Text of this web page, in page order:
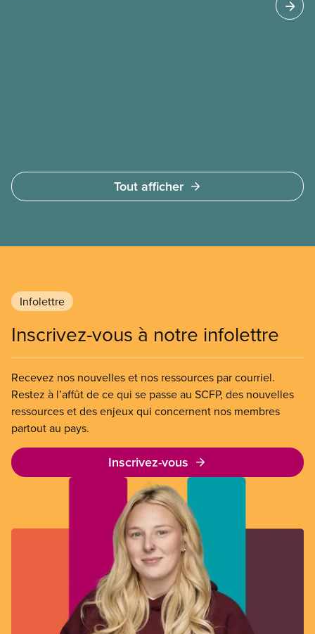
Tout afficher
Infolettre
Inscrivez-vous à notre infolettre
Recevez nos nouvelles et nos ressources par courriel.
Restez à l’affût de ce qui se passe au SCFP, des nouvelles
ressources et des enjeux qui concernent nos membres
partout au pays.
Inscrivez-vous